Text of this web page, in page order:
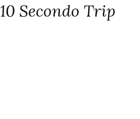
Secondo Trip